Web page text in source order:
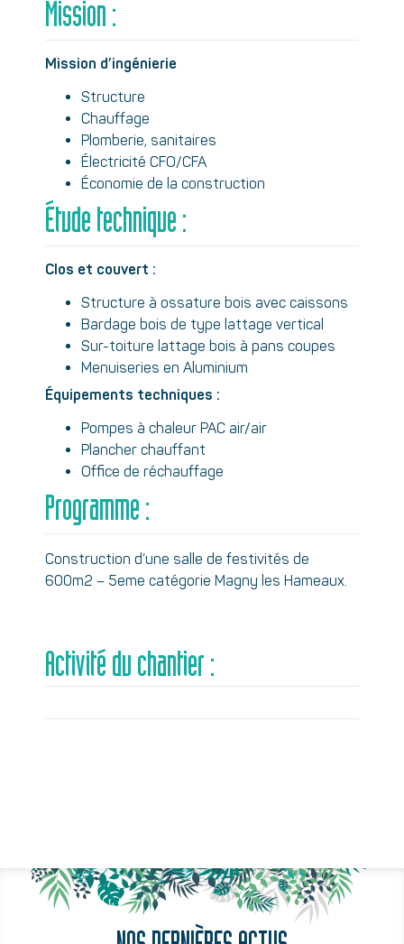
Mission :
Mission d’ingénierie
Structure
Chauffage
Plomberie, sanitaires
Électricité CFO/CFA
Économie de la construction
Étude technique :
Clos et couvert :
Structure à ossature bois avec caissons
Bardage bois de type lattage vertical
Sur-toiture lattage bois à pans coupes
Menuiseries en Aluminium
Équipements techniques :
Pompes à chaleur PAC air/air
Plancher chauffant
Office de réchauffage
Programme :
Construction d’une salle de festivités de
600m2 – 5eme catégorie Magny les Hameaux.
Activité du chantier :